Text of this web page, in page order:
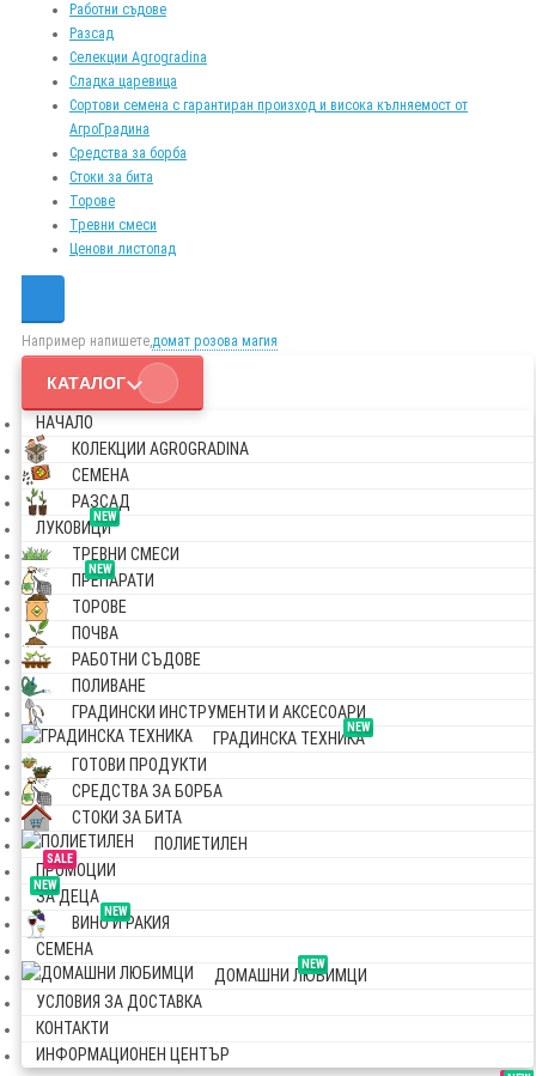
Работни съдове
Разсад
Селекции Agrogradina
Сладка царевица
Сортови семена с гарантиран произход и висока кълняемост от
АгроГрадина
Средства за борба
Стоки за бита
Торове
Тревни смеси
Ценови листопад
Например напишете,домат розова магия
КАТАЛОГ
НАЧАЛО
КОЛЕКЦИИ AGROGRADINA
СЕМЕНА
РАЗСАД
NEW
ЛУКОВИЦИ
ТРЕВНИ СМЕСИ
NEW
ПРЕПАРАТИ
ТОРОВЕ
ПОЧВА
РАБОТНИ СЪДОВЕ
ПОЛИВАНЕ
ГРАДИНСКИ ИНСТРУМЕНТИ И АКСЕСОАРИ
NEW
ГРАДИНСКА ТЕХНИКА
ГОТОВИ ПРОДУКТИ
СРЕДСТВА ЗА БОРБА
СТОКИ ЗА БИТА
ПОЛИЕТИЛЕН
SALE
ПРОМОЦИИ
NEW
ЗА ДЕЦА
NEW
ВИНО И РАКИЯ
СЕМЕНА
NEW
ДОМАШНИ ЛЮБИМЦИ
УСЛОВИЯ ЗА ДОСТАВКА
КОНТАКТИ
ИНФОРМАЦИОНЕН ЦЕНТЪР